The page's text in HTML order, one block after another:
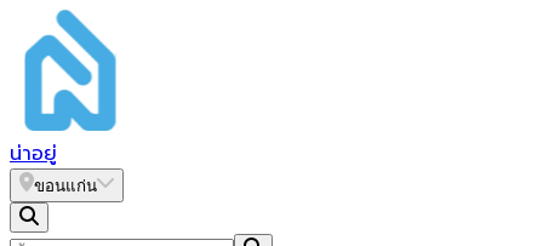
น่าอยู่
ขอนแก่น